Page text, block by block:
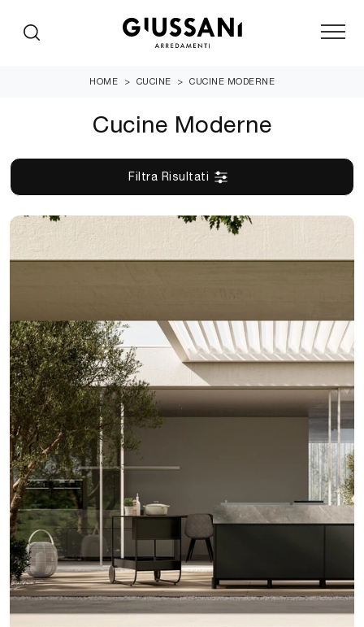
HOME > CUCINE > CUCINE MODERNE
Cucine Moderne
Filtra Risultati